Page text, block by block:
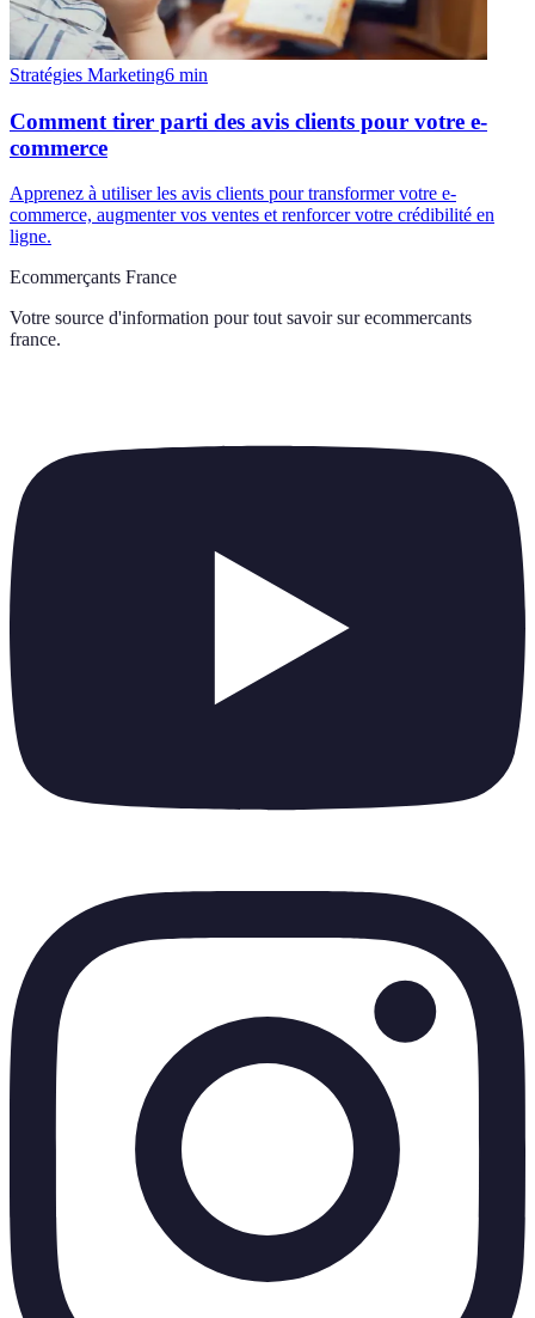
Stratégies Marketing6 min
Comment tirer parti des avis clients pour votre e-
commerce
Apprenez à utiliser les avis clients pour transformer votre e-
commerce, augmenter vos ventes et renforcer votre crédibilité en
ligne.
Ecommerçants France
Votre source d'information pour tout savoir sur ecommercants
france.